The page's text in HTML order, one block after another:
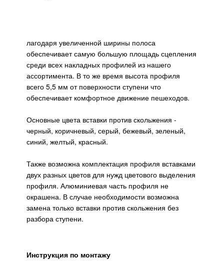
лагодаря увеличенной ширины полоса
обеспечивает самую большую площадь сцепления
среди всех накладных профилей из нашего
ассортимента. В то же время высота профиля
всего 5,5 мм от поверхности ступени что
обеспечивает комфортное движение пешеходов.
Основные цвета вставки против скольжения -
черный, коричневый, серый, бежевый, зеленый,
синий, желтый, красный.
Также возможна комплектация профиля вставками
двух разных цветов для нужд цветового выделения
профиля. Алюминиевая часть профиля не
окрашена. В случае необходимости возможна
замена только вставки против скольжения без
разбора ступени.
Инструкция по монтажу